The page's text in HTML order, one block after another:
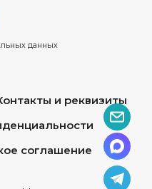
данных
и реквизиты
соглашение